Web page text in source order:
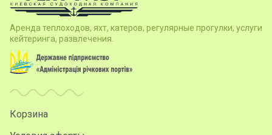
Аренда теплоходов, яхт, катеров, регулярные прогулки, услуги
кейтеринга, развлечения.
Корзина